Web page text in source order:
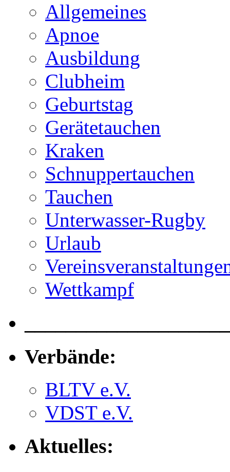
Allgemeines
Apnoe
Ausbildung
Clubheim
Geburtstag
Gerätetauchen
Kraken
Schnuppertauchen
Tauchen
Unterwasser-Rugby
Urlaub
Wettkampf
Verbände:
BLTV e.V.
VDST e.V.
Aktuelles: